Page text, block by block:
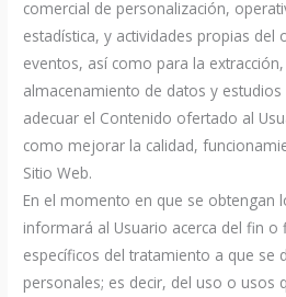
comercial de personalización,
estadística, y actividades propias del
eventos, así como para la extracción,
almacenamiento de datos y
adecuar el Contenido ofertado al
como mejorar la calidad,
Sitio Web.
En el momento en que se obtengan
informará al Usuario acerca del fin o
específicos del tratamiento a que se
personales; es decir, del uso o usos